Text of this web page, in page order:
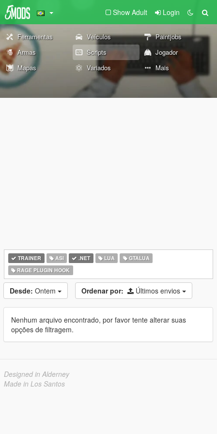
Show Adult Login
Ferramentas Veículos
Paintjobs
Armas
Scripts
Jogador
Mapas
Variados Mais
TRAINER ASI .NET LUA
GTALUA
RAGE PLUGIN HOOK
Desde: Ontem Ordenar por: Últimos envios
Nenhum arquivo encontrado, por favor tente alterar suas
opções de filtragem.
Designed in Alderney
Made in Los Santos